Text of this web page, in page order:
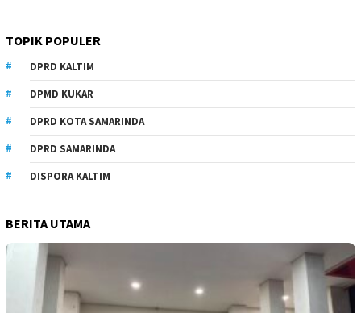
TOPIK POPULER
DPRD KALTIM
DPMD KUKAR
DPRD KOTA SAMARINDA
DPRD SAMARINDA
DISPORA KALTIM
BERITA UTAMA